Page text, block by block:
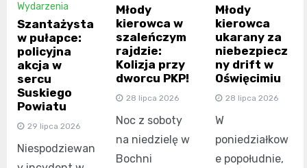
Wydarzenia
Szantażysta
w pułapce:
policyjna
akcja w
sercu
Suskiego
Powiatu
29 lipca 2026
Niespodziewan
Młody
kierowca w
szaleńczym
rajdzie:
Kolizja przy
dworcu PKP!
28 lipca 2026
Noc z soboty
na niedzielę w
Bochni
Młody
kierowca
ukarany za
niebezpiecz
ny drift w
Oświęcimiu
28 lipca 2026
W
poniedziałkow
e popołudnie,